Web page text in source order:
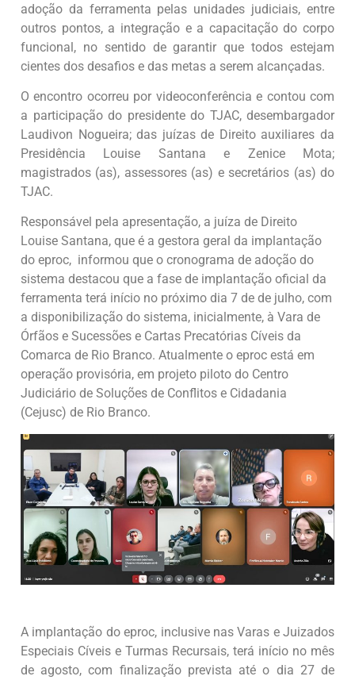
adoção da ferramenta pelas unidades judiciais, entre
outros pontos, a integração e a capacitação do corpo
funcional, no sentido de garantir que todos estejam
cientes dos desafios e das metas a serem alcançadas.
O encontro ocorreu por videoconferência e contou com
a participação do presidente do TJAC, desembargador
Laudivon Nogueira; das juízas de Direito auxiliares da
Presidência Louise Santana e Zenice Mota;
magistrados (as), assessores (as) e secretários (as) do
TJAC.
Responsável pela apresentação, a juíza de Direito
Louise Santana, que é a gestora geral da implantação
do eproc, informou que o cronograma de adoção do
sistema destacou que a fase de implantação oficial da
ferramenta terá início no próximo dia 7 de de julho, com
a disponibilização do sistema, inicialmente, à Vara de
Órfãos e Sucessões e Cartas Precatórias Cíveis da
Comarca de Rio Branco. Atualmente o eproc está em
operação provisória, em projeto piloto do Centro
Judiciário de Soluções de Conflitos e Cidadania
(Cejusc) de Rio Branco.
A implantação do eproc, inclusive nas Varas e Juizados
Especiais Cíveis e Turmas Recursais, terá início no mês
de agosto, com finalização prevista até o dia 27 de